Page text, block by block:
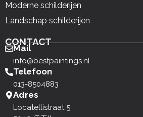
Moderne schilderijen
Landschap schilderijen
CONTACT
Mail
info@bestpaintings.nl
Telefoon
013-8504883
Adres
Locatellistraat 5